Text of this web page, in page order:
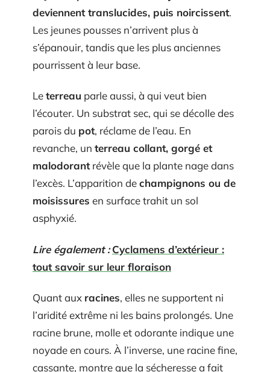
deviennent translucides, puis noircissent.
Les jeunes pousses n’arrivent plus à
s’épanouir, tandis que les plus anciennes
pourrissent à leur base.
Leterreau parle aussi, à qui veut bien
l’écouter. Un substrat sec, qui se décolle des
parois du pot, réclame de l’eau. En
revanche, un terreau collant, gorgé et
malodorantrévèle que la plante nage dans
l’excès. L’apparition dechampignons ou de
moisissures en surface trahit un sol
asphyxié.
Lire également : Cyclamens d’extérieur :
tout savoir sur leur floraison
Quant aux racines, elles ne supportent ni
l’aridité extrême ni les bains prolongés. Une
racine brune, molle et odorante indique une
noyade en cours. À l’inverse, une racine fine,
cassante, montre que la sécheresse a fait